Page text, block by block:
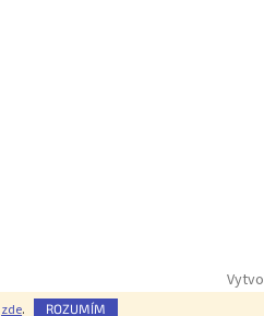
zde. ROZUMÍM